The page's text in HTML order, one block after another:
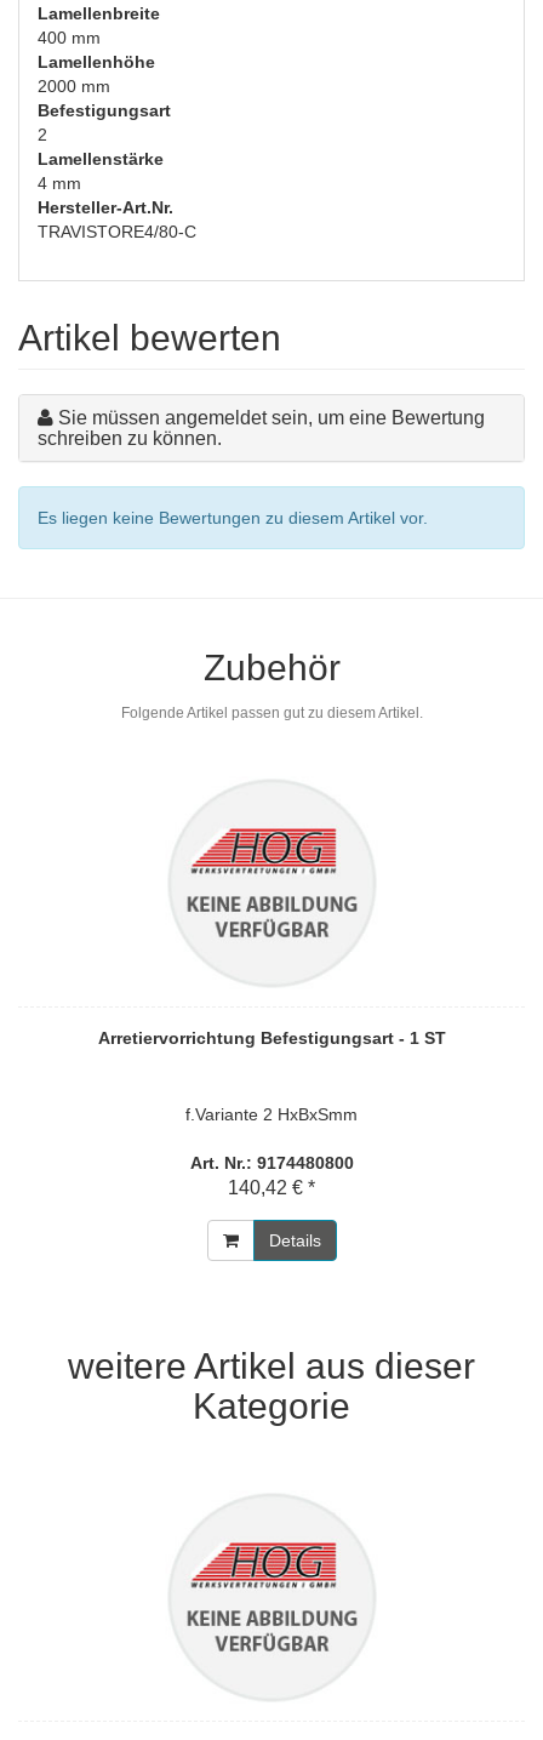
Lamellenbreite
400 mm
Lamellenhöhe
2000 mm
Befestigungsart
2
Lamellenstärke
4 mm
Hersteller-Art.Nr.
TRAVISTORE4/80-C
Artikel bewerten
Sie müssen angemeldet sein, um eine Bewertung
schreiben zu können.
Es liegen keine Bewertungen zu diesem Artikel vor.
Zubehör
Folgende Artikel passen gut zu diesem Artikel.
Arretiervorrichtung Befestigungsart - 1 ST
f.Variante 2 HxBxSmm
Art. Nr.: 9174480800
140,42 € *
Details
weitere Artikel aus dieser
Kategorie